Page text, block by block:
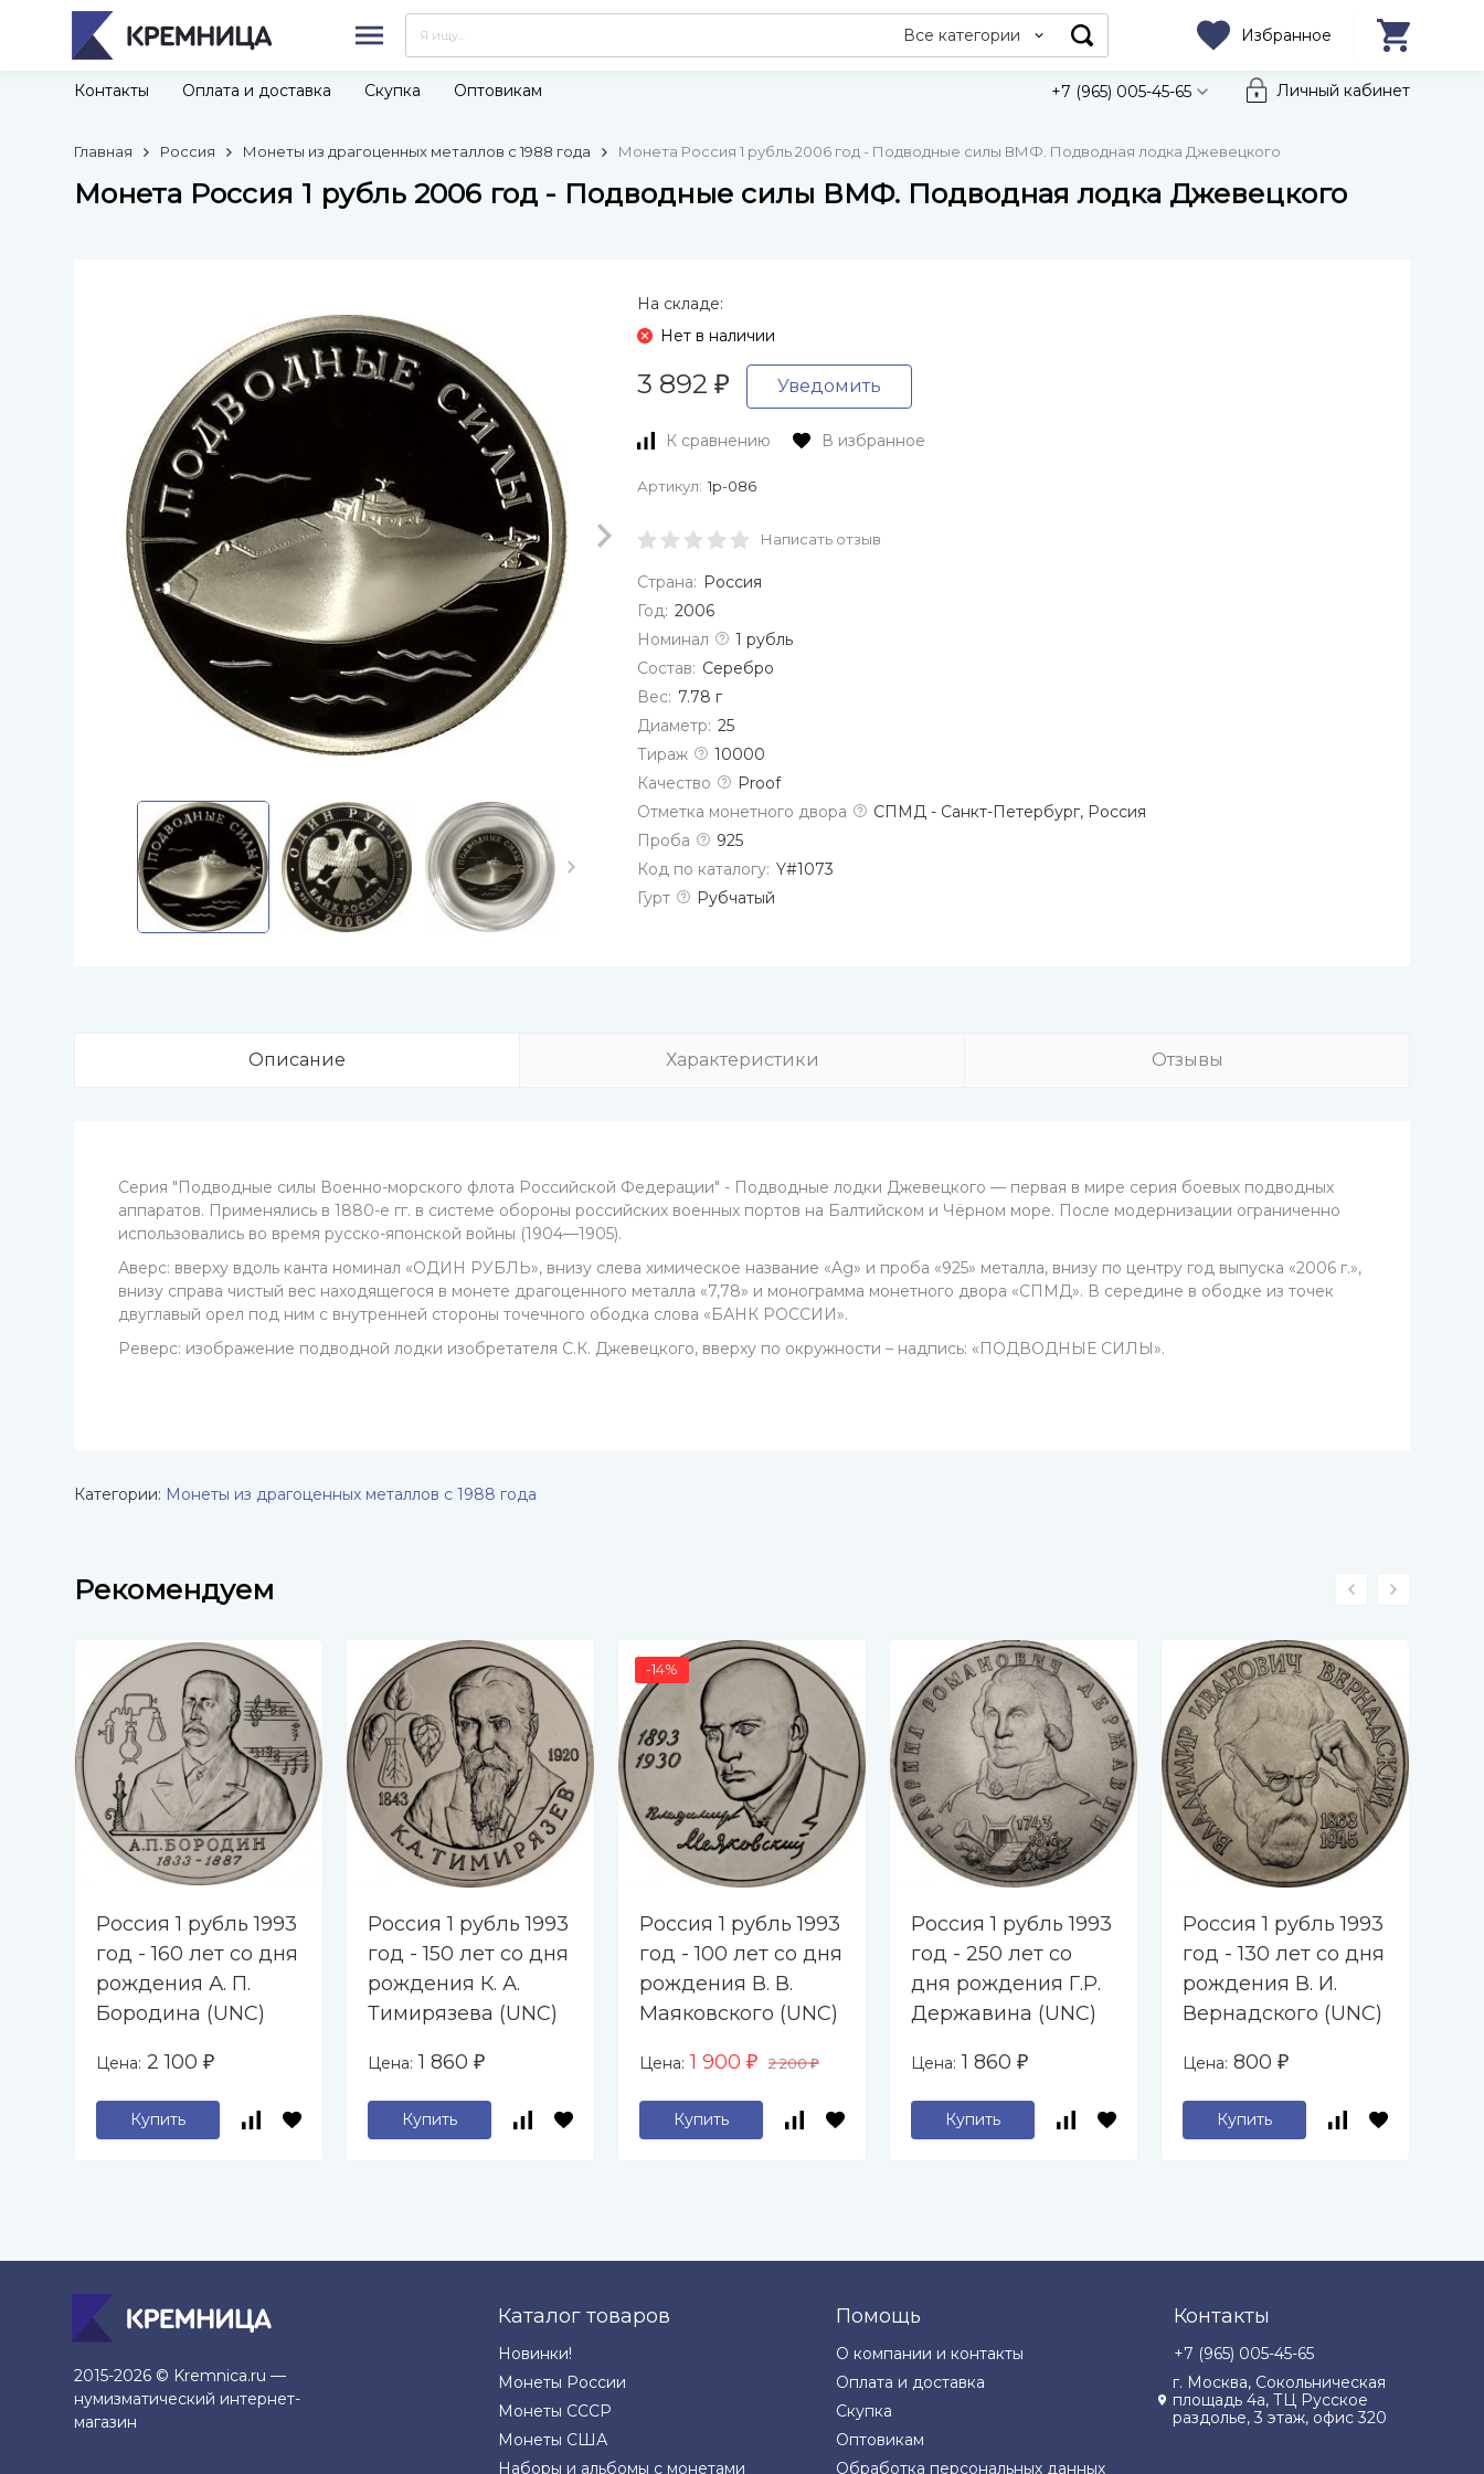
Все категории Избранное
Контакты Оплата и доставка Скупка Оптовикам +7 (965) 005-45-65 Личный кабинет
Главная Россия Монеты из драгоценных металлов с 1988 года Монета Россия 1 рубль 2006 год - Подводные силы ВМФ. Подводная лодка Джевецкого
Монета Россия 1 рубль 2006 год - Подводные силы ВМФ. Подводная лодка Джевецкого
На складе:
Нет в наличии
3 892 ₽ Уведомить
К сравнению В избранное
Артикул: 1р-086
Написать отзыв
Страна: Россия
Год: 2006
Номинал
1 рубль
Состав: Серебро
Вес: 7.78 г
Диаметр: 25
Тираж
10000
Качество
Proof
Отметка монетного двора
СПМД - Санкт-Петербург, Россия
Проба
925
Код по каталогу: Y#1073
Гурт
Рубчатый
Описание
Серия "Подводные силы Военно-морского флота Российской Федерации" - Подводные лодки Джевецкого — первая в мире серия боевых подводных
аппаратов. Применялись в 1880-е гг. в системе обороны российских военных портов на Балтийском и Чёрном море. После модернизации ограниченно
использовались во время русско-японской войны (1904—1905).
Аверс: вверху вдоль канта номинал «ОДИН РУБЛЬ», внизу слева химическое название «Ag» и проба «925» металла, внизу по центру год выпуска «2006 г.»,
внизу справа чистый вес находящегося в монете драгоценного металла «7,78» и монограмма монетного двора «СПМД». В середине в ободке из точек
двуглавый орел под ним с внутренней стороны точечного ободка слова «БАНК РОССИИ».
Реверс: изображение подводной лодки изобретателя С.К. Джевецкого, вверху по окружности – надпись: «ПОДВОДНЫЕ СИЛЫ».
Характеристики Отзывы
Категории: Монеты из драгоценных металлов с 1988 года
Рекомендуем
Россия 1 рубль 1993
год - 160 лет со дня
рождения А. П.
Бородина (UNC)
Цена: 2 100 ₽
Купить
Россия 1 рубль 1993
год - 150 лет со дня
рождения К. А.
Тимирязева (UNC)
Цена: 1 860 ₽
Купить
-14%
Россия 1 рубль 1993
год - 100 лет со дня
рождения В. В.
Маяковского (UNC)
Цена: 1 900 ₽ 2 200₽
Купить
Россия 1 рубль 1993
год - 250 лет со
дня рождения Г.Р.
Державина (UNC)
Цена: 1 860 ₽
Купить
Россия 1 рубль 1993
год - 130 лет со дня
рождения В. И.
Вернадского (UNC)
Цена: 800 ₽
Купить
2015-2026 © Kremnica.ru —
нумизматический интернет-
магазин
Каталог товаров
Новинки!
Монеты России
Монеты СССР
Монеты США
Наборы и альбомы с монетами
Помощь
О компании и контакты
Оплата и доставка
Скупка
Оптовикам
Обработка персональных данных
Контакты
+7 (965) 005-45-65
г. Москва, Сокольническая
площадь 4а, ТЦ Русское
раздолье, 3 этаж, офис 320